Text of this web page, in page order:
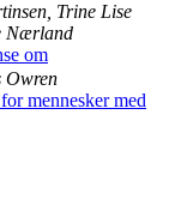
Trine Lise
Nærland
om
Owren
mennesker med